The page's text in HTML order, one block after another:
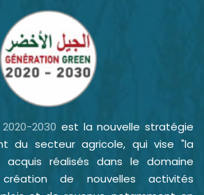
2030 est la nouvelle stratégie
du secteur agricole, qui vise "la
acquis réalisés dans le domaine
de nouvelles activités